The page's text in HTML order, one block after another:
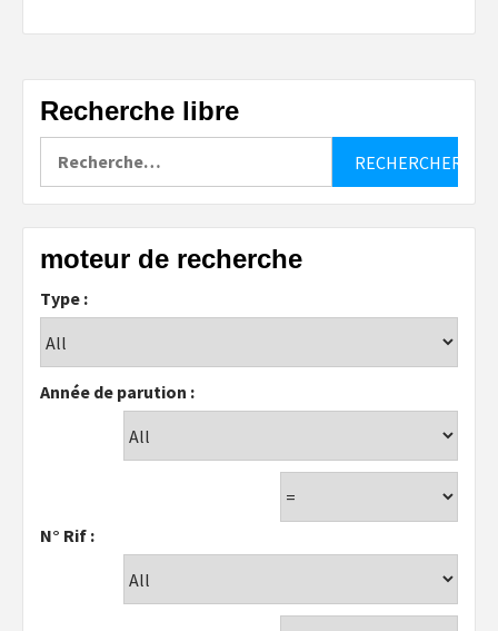
Recherche libre
moteur de recherche
Type :
Année de parution :
N° Rif :